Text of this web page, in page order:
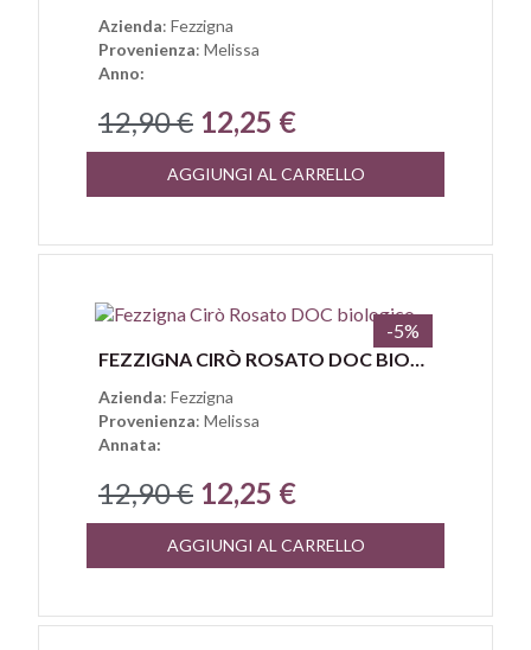
Azienda: Fezzigna
Provenienza: Melissa
Anno:
12,90 € 12,25 €
AGGIUNGI AL CARRELLO
Anteprima
-5%
FEZZIGNA CIRÒ ROSATO DOC BIOLOGICO
Azienda: Fezzigna
Provenienza: Melissa
Annata:
12,90 € 12,25 €
AGGIUNGI AL CARRELLO